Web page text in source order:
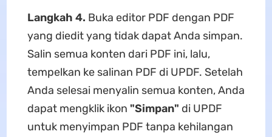
Langkah 4. Buka editor PDF dengan PDF
yang diedit yang tidak dapat Anda simpan.
Salin semua konten dari PDF ini, lalu,
tempelkan ke salinan PDF di UPDF. Setelah
Anda selesai menyalin semua konten, Anda
dapat mengklik ikon "Simpan" di UPDF
untuk menyimpan PDF tanpa kehilangan